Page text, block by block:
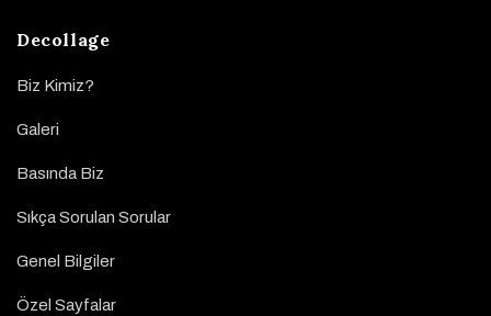
Decollage
Biz Kimiz?
Galeri
Basında Biz
Sıkça Sorulan Sorular
Genel Bilgiler
Özel Sayfalar